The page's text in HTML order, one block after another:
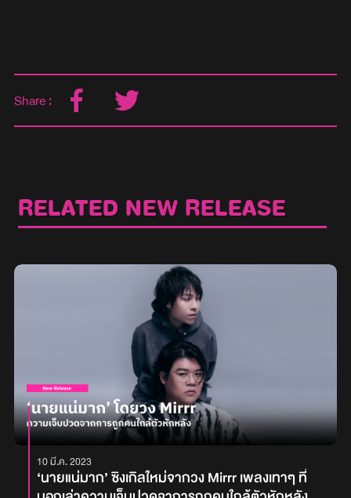
Share :
RELATED NEW RELEASE
10 มี.ค. 2023
‘นายแน่มาก’ ซิงเกิลใหม่จากวง Mirrr เพลงเทาๆ ที่